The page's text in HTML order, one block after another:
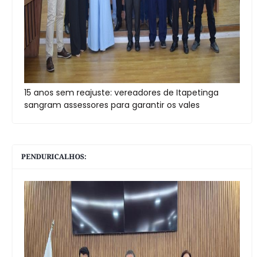
15 anos sem reajuste: vereadores de Itapetinga
sangram assessores para garantir os vales
PENDURICALHOS: